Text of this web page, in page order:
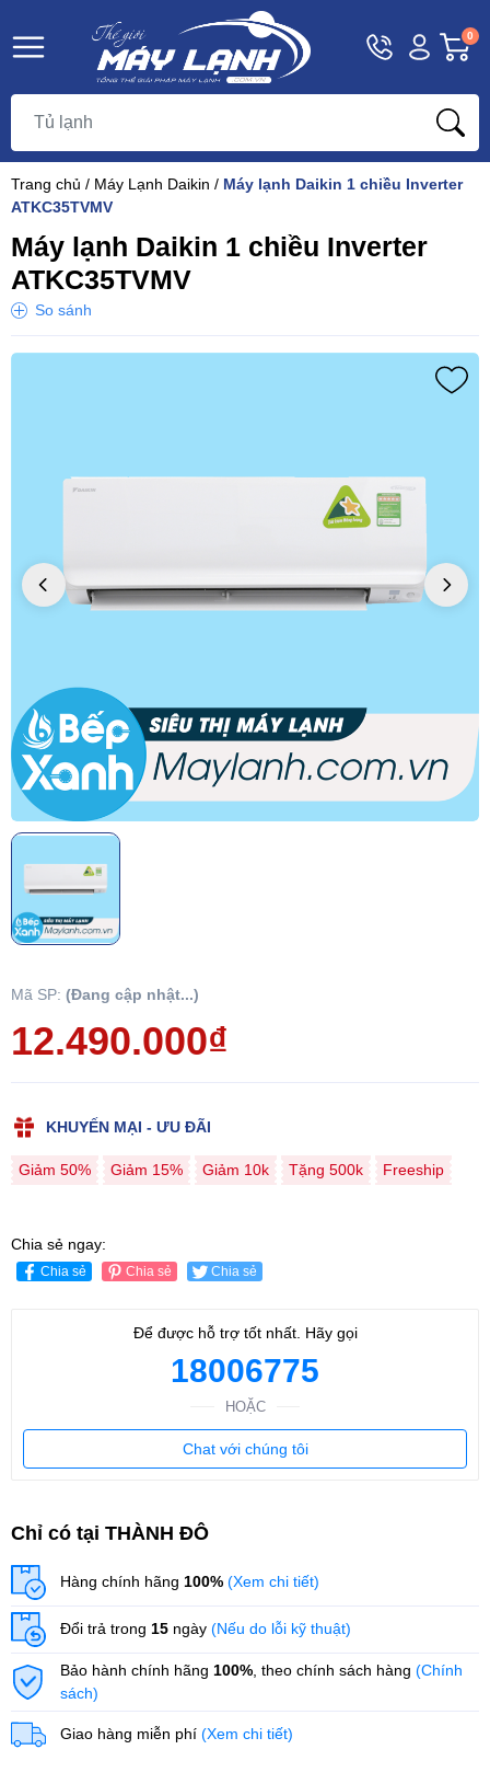
Hotline
1800
Tài
khoản
Khách
0
Trang chủ / Máy Lạnh Daikin / Máy lạnh Daikin 1 chiều Inverter
ATKC35TVMV
Máy lạnh Daikin 1 chiều Inverter
ATKC35TVMV
So sánh
Mã SP: (Đang cập nhật...)
12.490.000₫
KHUYẾN MẠI - ƯU ĐÃI
Giảm 50% Giảm 15% Giảm 10k Tặng 500k Freeship
Chia sẻ ngay:
Chia sẻ Chia sẻ Chia sẻ
Để được hỗ trợ tốt nhất. Hãy gọi
18006775
HOẶC
Chat với chúng tôi
Chỉ có tại THÀNH ĐÔ
Hàng chính hãng 100% (Xem chi tiết)
Đổi trả trong 15 ngày (Nếu do lỗi kỹ thuật)
Bảo hành chính hãng 100% , theo chính sách hàng (Chính
sách)
Giao hàng miễn phí (Xem chi tiết)